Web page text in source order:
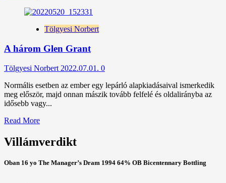
about
hattyúk
Tölgyesi Norbert
A három Glen Grant
Tölgyesi Norbert 2022.07.01. 0
Normális esetben az ember egy lepárló alapkiadásaival ismerkedik
meg először, majd onnan mászik tovább felfelé és oldalirányba az
idősebb vagy...
Read MoreRead
A
Glen
Villámverdikt
Oban 16 yo The Manager’s Dram 1994 64% OB Bicentennary Bottling